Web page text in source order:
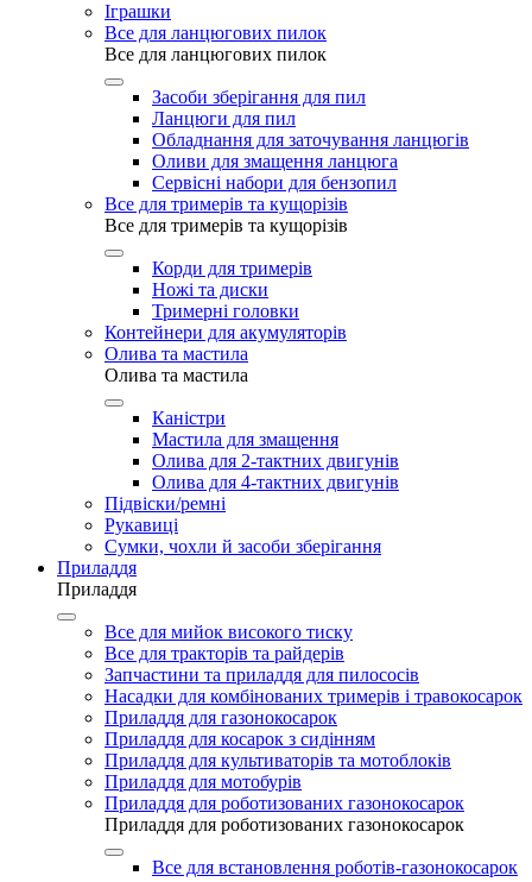
Іграшки
Все для ланцюгових пилок
Все для ланцюгових пилок
Засоби зберігання для пил
Ланцюги для пил
Обладнання для заточування ланцюгів
Оливи для змащення ланцюга
Сервісні набори для бензопил
Все для тримерів та кущорізів
Все для тримерів та кущорізів
Корди для тримерів
Ножі та диски
Тримерні головки
Контейнери для акумуляторів
Олива та мастила
Олива та мастила
Каністри
Мастила для змащення
Олива для 2-тактних двигунів
Олива для 4-тактних двигунів
Підвіски/ремні
Рукавиці
Сумки, чохли й засоби зберігання
Приладдя
Приладдя
Все для мийок високого тиску
Все для тракторів та райдерів
Запчастини та приладдя для пилососів
Насадки для комбінованих тримерів і травокосарок
Приладдя для газонокосарок
Приладдя для косарок з сидінням
Приладдя для культиваторів та мотоблоків
Приладдя для мотобурів
Приладдя для роботизованих газонокосарок
Приладдя для роботизованих газонокосарок
Все для встановлення роботів-газонокосарок